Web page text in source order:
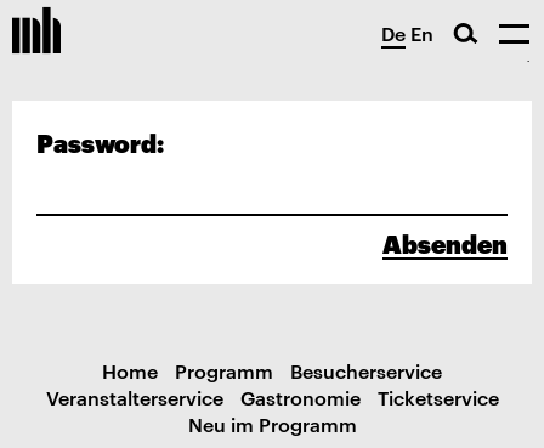
De En
Password:
Absenden
Home Programm
Besucherservice
Veranstalterservice
Gastronomie
Ticketservice
Neu im Programm